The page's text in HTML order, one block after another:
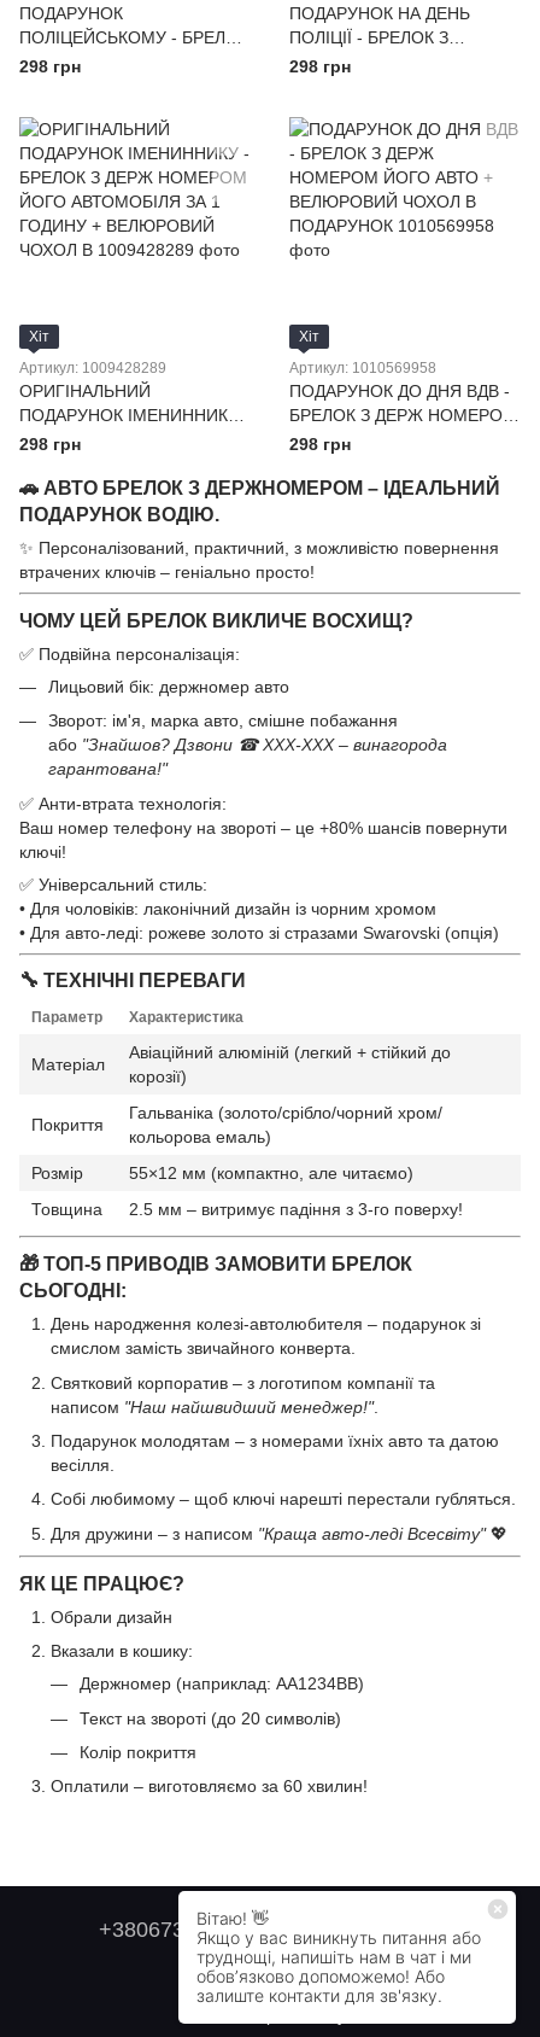
ПОДАРУНОК
ПОЛІЦЕЙСЬКОМУ - БРЕЛОК
З НОМЕРОМ ЙОГО АВТО ЗА
298 грн
ПОДАРУНОК НА ДЕНЬ
ПОЛІЦІЇ - БРЕЛОК З
НОМЕРОМ ЙОГО, ЇЇ АВТО
ПОДАРУНОК
298 грн
Хіт
Артикул: 1009428289
ОРИГІНАЛЬНИЙ
ПОДАРУНОК ІМЕНИННИКУ -
БРЕЛОК З ДЕРЖ НОМЕРОМ
ГОДИНУ + ВЕЛЮРОВИЙ
ЧОХОЛ В
298 грн
Хіт
Артикул: 1010569958
ПОДАРУНОК ДО ДНЯ ВДВ -
БРЕЛОК З ДЕРЖ НОМЕРОМ
ЙОГО АВТО + ВЕЛЮРОВИЙ
298 грн
🚗 АВТО БРЕЛОК З ДЕРЖНОМЕРОМ – ІДЕАЛЬНИЙ
ПОДАРУНОК ВОДІЮ.
✨ Персоналізований, практичний, з можливістю повернення
втрачених ключів – геніально просто!
ЧОМУ ЦЕЙ БРЕЛОК ВИКЛИЧЕ ВОСХИЩ?
✅ Подвійна персоналізація:
Лицьовий бік: держномер авто
Зворот: ім'я, марка авто, смішне побажання
або "Знайшов? Дзвони ☎ XXX-XXX – винагорода
гарантована!"
✅ Анти-втрата технологія:
Ваш номер телефону на звороті – це +80% шансів повернути
ключі!
✅ Універсальний стиль:
• Для чоловіків: лаконічний дизайн із чорним хромом
• Для авто-леді: рожеве золото зі стразами Swarovski (опція)
🔧 ТЕХНІЧНІ ПЕРЕВАГИ
Параметр Характеристика
Матеріал
Авіаційний алюміній (легкий + стійкий до
корозії)
Покриття
Гальваніка (золото/срібло/чорний хром/
кольорова емаль)
Розмір
55×12 мм (компактно, але читаємо)
Товщина
2.5 мм – витримує падіння з 3-го поверху!
🎁 ТОП-5 ПРИВОДІВ ЗАМОВИТИ БРЕЛОК
СЬОГОДНІ:
День народження колезі-автолюбителя – подарунок зі
смислом замість звичайного конверта.
Святковий корпоратив – з логотипом компанії та
написом "Наш найшвидший менеджер!".
Подарунок молодятам – з номерами їхніх авто та датою
весілля.
Собі любимому – щоб ключі нарешті перестали губляться.
Для дружини – з написом "Краща авто-леді Всесвіту"💖
ЯК ЦЕ ПРАЦЮЄ?
Обрали дизайн
Вказали в кошику:
Держномер (наприклад: АА1234ВВ)
Текст на звороті (до 20 символів)
Колір покриття
Оплатили – виготовляємо за 60 хвилин!
+380673179749 +380505478711
Контактна інформація